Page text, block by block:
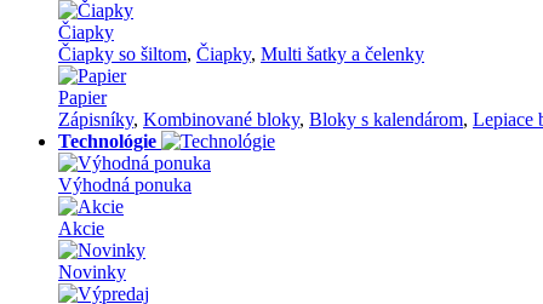
Čiapky
Čiapky so šiltom, Čiapky, Multi šatky a čelenky
Papier
Zápisníky, Kombinované bloky, Bloky s kalendárom, Lepiace
Technológie
Výhodná ponuka
Akcie
Novinky